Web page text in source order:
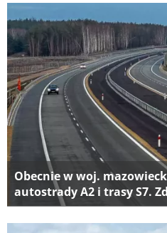
Obecnie w woj.
autostrady A2 i trasy S7.